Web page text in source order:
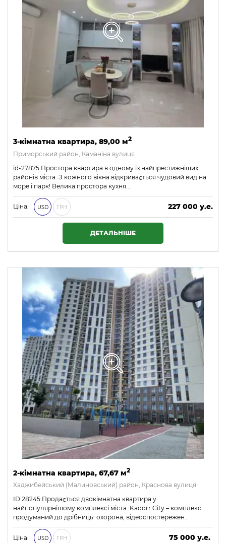
3-кімнатна квартира, 89,00 м2
Приморський район, Каманіна вулиця
id-27875 Простора квартира в одному із найпрестижніших
районів міста. З кожного вікна відкривається чудовий вид на
море і парк! Велика простора кухня…
Ціна: USD ГРН
227 000 у.е.
9 761 000 ₴
ДЕТАЛЬНІШЕ
2-кімнатна квартира, 67,67 м2
Хаджибейський (Малиновський) район, Краснова вулиця
ID 28245 Продається двокімнатна квартира у
найпопулярнішому комплексі міста. Kadorr City – комплекс
продуманий до дрібниць: охорона, відеоспостережен…
Ціна: USD ГРН
75 000 у.е.